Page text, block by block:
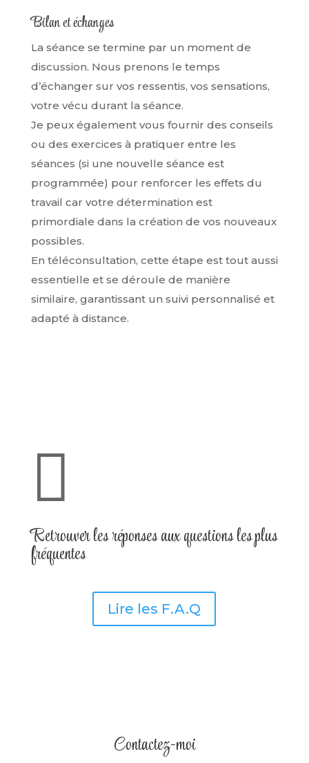
Bilan et échanges
La séance se termine par un moment de
discussion. Nous prenons le temps
d’échanger sur vos ressentis, vos sensations,
votre vécu durant la séance.
Je peux également vous fournir des conseils
ou des exercices à pratiquer entre les
séances (si une nouvelle séance est
programmée) pour renforcer les effets du
travail car votre détermination est
primordiale dans la création de vos nouveaux
possibles.
En téléconsultation, cette étape est tout aussi
essentielle et se déroule de manière
similaire, garantissant un suivi personnalisé et
adapté à distance.

Retrouver les réponses aux questions les plus
fréquentes
Lire les F.A.Q
Contactez-moi